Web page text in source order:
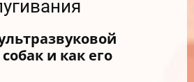
и как его